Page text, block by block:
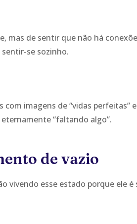
mas de sentir que não há
sentir-se sozinho.
imagens de “vidas perfeitas”
“faltando algo”.
de vazio
vivendo esse estado porque ele é